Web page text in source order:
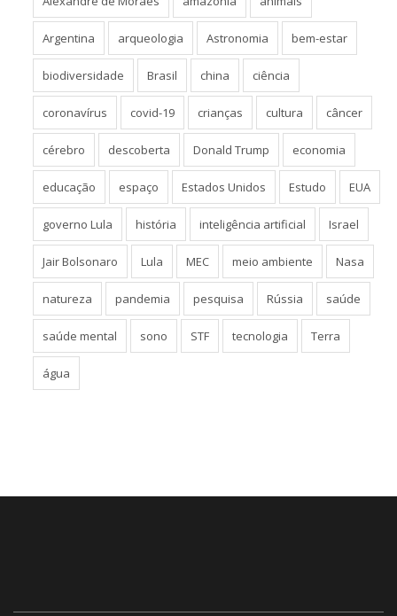
Argentina arqueologia Astronomia bem-estar
biodiversidade Brasil china ciência
coronavírus covid-19 crianças cultura câncer
cérebro descoberta Donald Trump economia
educação espaço Estados Unidos Estudo EUA
governo Lula história inteligência artificial Israel
Jair Bolsonaro Lula MEC meio ambiente Nasa
natureza pandemia pesquisa Rússia saúde
saúde mental sono STF tecnologia Terra
água